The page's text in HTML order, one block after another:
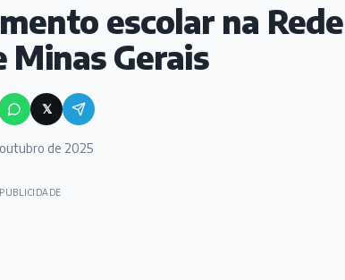
escolar na Rede
Minas Gerais
𝕏
de 2025
PUBLICIDADE